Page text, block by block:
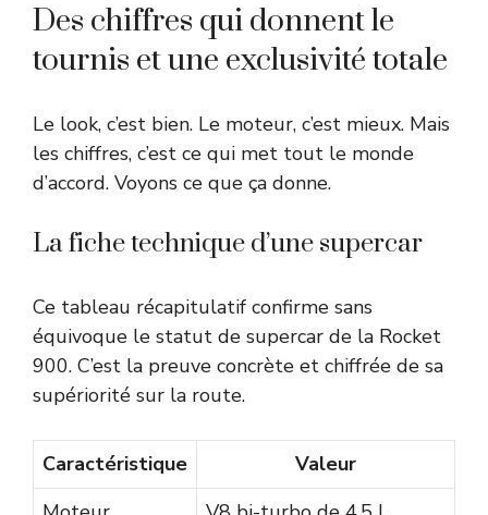
Des chiffres qui donnent le
tournis et une exclusivité totale
Le look, c’est bien. Le moteur, c’est mieux. Mais
les chiffres, c’est ce qui met tout le monde
d’accord. Voyons ce que ça donne.
La fiche technique d’une supercar
Ce tableau récapitulatif confirme sans
équivoque le statut de supercar de la Rocket
900. C’est la preuve concrète et chiffrée de sa
supériorité sur la route.
Caractéristique
Valeur